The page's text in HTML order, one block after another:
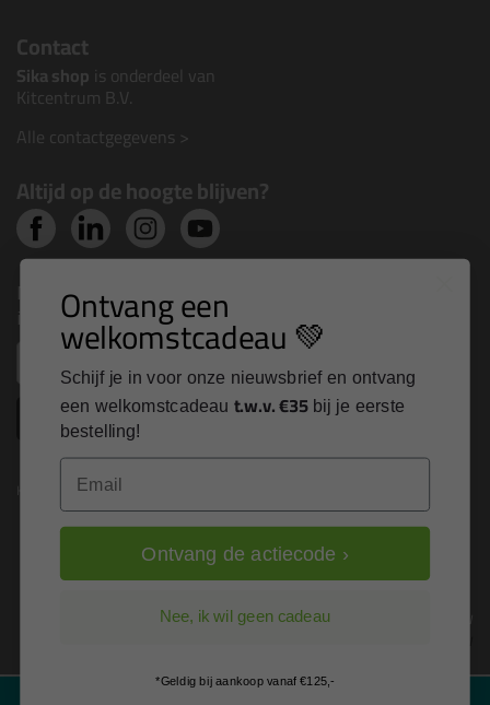
Contact
Sika shop is onderdeel van
Kitcentrum B.V.
Alle contactgegevens >
Altijd op de hoogte blijven?
Nieuws, tips en exclusieve deals rechtstreeks in je
inbox
Inschrijven
Kitcentrum is trots op:
Alle prijzen zijn in EURO en excl. 21% BTW
Ontvang een
welkomstcadeau 💚
Schijf je in voor onze nieuwsbrief en ontvang
een welkomstcadeau t.w.v. €35 bij je eerste
bestelling!
Email
Ontvang de actiecode ›
Nee, ik wil geen cadeau
*Geldig bij aankoop vanaf €125,-